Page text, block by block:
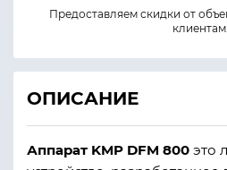
Предоставляем скидки от
клиентам.
ОПИСАНИЕ
Аппарат KMP DFM 800 это